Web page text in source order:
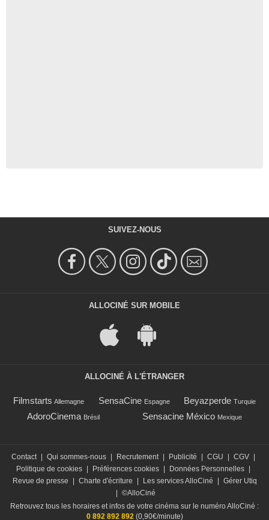
SUIVEZ-NOUS
ALLOCINÉ SUR MOBILE
ALLOCINÉ À L'ÉTRANGER
Filmstarts Allemagne SensaCine Espagne Beyazperde Turquie
AdoroCinema Brésil Sensacine México Mexique
Contact | Qui sommes-nous | Recrutement | Publicité | CGU | CGV |
Politique de cookies | Préférences cookies | Données Personnelles |
Revue de presse
| Charte d'écriture | Les services AlloCiné | Gérer Utiq
| ©AlloCiné
Retrouvez tous les horaires et infos de votre cinéma sur le numéro AlloCiné :
0 892 892 892 (0,90€/minute)